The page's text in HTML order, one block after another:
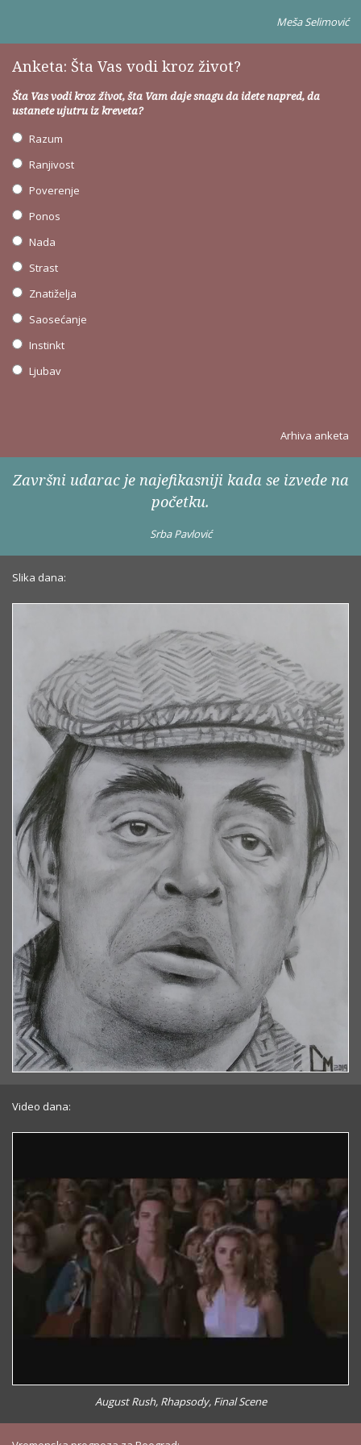
Meša Selimović
Anketa: Šta Vas vodi kroz život?
Šta Vas vodi kroz život, šta Vam daje snagu da idete napred, da
ustanete ujutru iz kreveta?
Razum
Ranjivost
Poverenje
Ponos
Nada
Strast
Znatiželja
Saosećanje
Instinkt
Ljubav
Arhiva anketa
Završni udarac je najefikasniji kada se izvede na
početku.
Srba Pavlović
Slika dana:
Video dana:
August Rush, Rhapsody, Final Scene